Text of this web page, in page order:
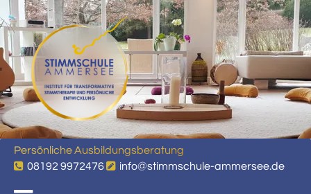
Persönliche Ausbildungsberatung
08192 9972476
info@stimmschule-ammersee.de